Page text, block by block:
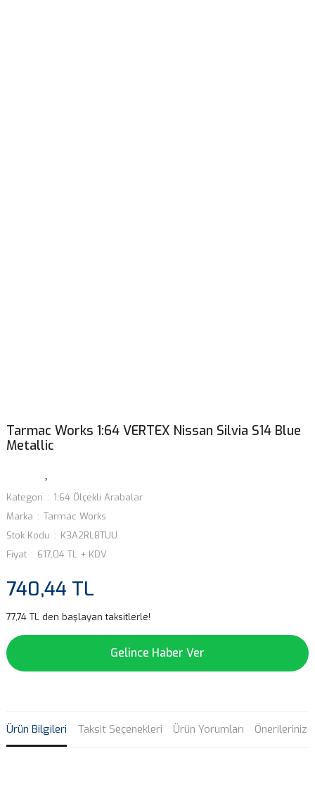
Tarmac Works 1:64 VERTEX Nissan Silvia S14 Blue
Metallic
Kategori
1:64 Ölçekli Arabalar
Marka
Tarmac Works
Stok Kodu
K3A2RL8TUU
Fiyat
617,04 TL + KDV
740,44 TL
77,74 TL den başlayan taksitlerle!
Gelince Haber Ver
Ürün Bilgileri Taksit Seçenekleri Ürün Yorumları Önerileriniz